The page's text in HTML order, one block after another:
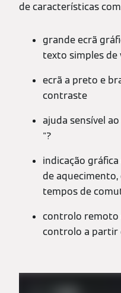
de características
grande ecrã
texto simples de
ecrã a preto e
contraste
ajuda sensível
"?
indicação
de
tempos de
controlo remoto
controlo a partir